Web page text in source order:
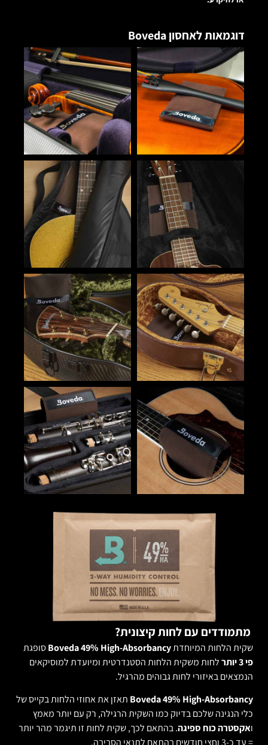
דוגמאות לאחסון Boveda
מתמודדים עם לחות קיצונית?
שקית הלחות המיוחדתBoveda 49% High-Absorbancyסופגת
פי 3 יותר
לחות משקית הלחות הסטנדרטית ומיועדת למוסיקאים
הנמצאים באיזורי לחות גבוהים מהרגיל.
Boveda 49% High-Absorbancyתאזן את אחוזי הלחות בקייס של
כלי הנגינה שלכם בדיוק כמו השקית הרגילה, רק עם יותר מאמץ
אקסטרה כוח ספיגה. בהתאם לכך, שקית לחות זו תיגמר מהר יותר
= עד כ-3 וחצי חודשים בהתאם לתנאי הסביבה.